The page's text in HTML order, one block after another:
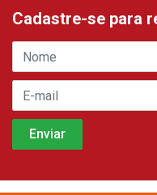
Cadastre-se para